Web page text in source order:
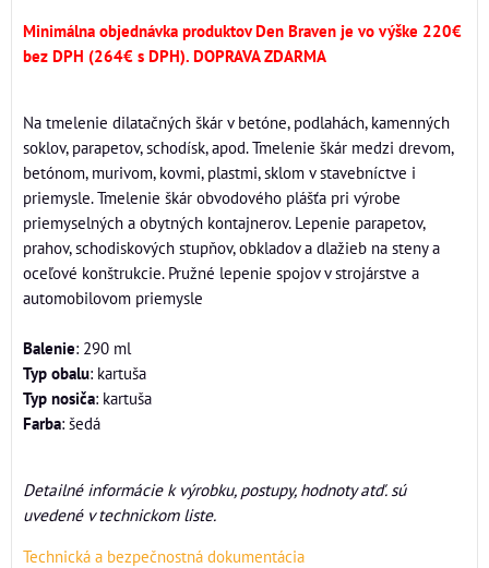
Minimálna objednávka produktov Den Braven je vo výške 220€
bez DPH (264€ s DPH). DOPRAVA ZDARMA
Na tmelenie dilatačných škár v betóne, podlahách, kamenných
soklov, parapetov, schodísk, apod. Tmelenie škár medzi drevom,
betónom, murivom, kovmi, plastmi, sklom v stavebníctve i
priemysle. Tmelenie škár obvodového plášťa pri výrobe
priemyselných a obytných kontajnerov. Lepenie parapetov,
prahov, schodiskových stupňov, obkladov a dlažieb na steny a
oceľové konštrukcie. Pružné lepenie spojov v strojárstve a
automobilovom priemysle
Balenie: 290 ml
Typ obalu: kartuša
Typ nosiča: kartuša
Farba: šedá
Detailné informácie k výrobku, postupy, hodnoty atď. sú
uvedené v technickom liste.
Technická a bezpečnostná dokumentácia